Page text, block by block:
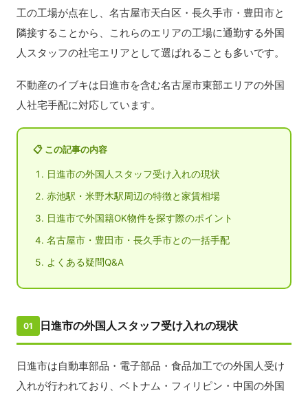
工の工場が点在し、名古屋市天白区・長久手市・豊田市と
隣接することから、これらのエリアの工場に通勤する外国
人スタッフの社宅エリアとして選ばれることも多いです。
不動産のイブキは日進市を含む名古屋市東部エリアの外国
人社宅手配に対応しています。
📋 この記事の内容
日進市の外国人スタッフ受け入れの現状
赤池駅・米野木駅周辺の特徴と家賃相場
日進市で外国籍OK物件を探す際のポイント
名古屋市・豊田市・長久手市との一括手配
よくある疑問Q&A
01 日進市の外国人スタッフ受け入れの現状
日進市は自動車部品・電子部品・食品加工での外国人受け
入れが行われており、ベトナム・フィリピン・中国の外国